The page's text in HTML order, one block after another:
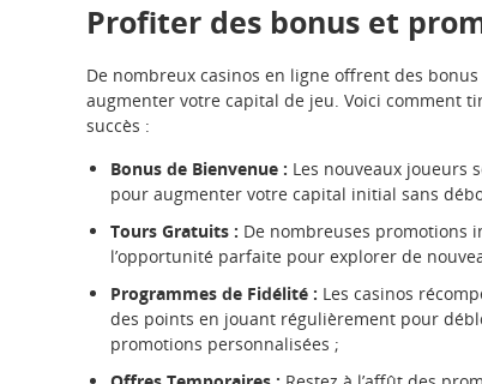
Profiter des bonus et
De nombreux casinos en ligne offrent des
augmenter votre capital de jeu. Voici comment
succès :
Bonus de Bienvenue : Les nouveaux joueurs
pour augmenter votre capital initial sans
Tours Gratuits : De nombreuses promotions
l’opportunité parfaite pour explorer de
Programmes de Fidélité : Les casinos
des points en jouant régulièrement pour
promotions personnalisées ;